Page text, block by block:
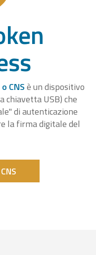
CNSè un dispositivo
chiavetta USB) che
di autenticazione
la firma digitale del